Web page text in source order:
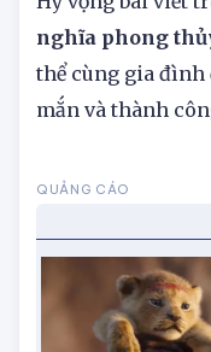
Hy vọng bài viết
nghĩa phong
thể cùng gia đình